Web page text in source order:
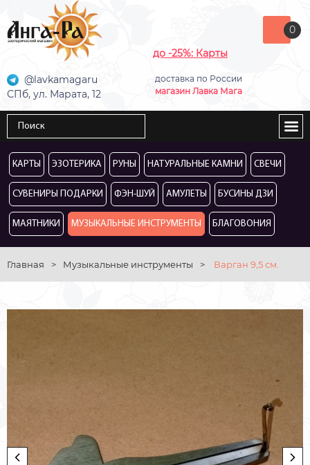
до -25%: Карты
доставка по России
магазин Лавка Мага
@lavkamagaru
СПб, ул. Марата, 12
0
КАРТЫ ЭЗОТЕРИКА РУНЫ НАТУРАЛЬНЫЕ КАМНИ СВЕЧИ
СУВЕНИРЫ ПОДАРКИ ФЭН-ШУЙ АМУЛЕТЫ БУСИНЫ ДЗИ
МАЯТНИКИ МУЗЫКАЛЬНЫЕ ИНСТРУМЕНТЫ БЛАГОВОНИЯ
Главная > Музыкальные инструменты > Варган 9,5 см.